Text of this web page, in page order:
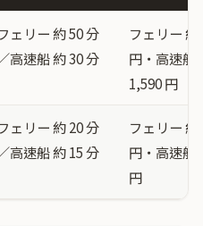
ェリー 約 50 分
高速船 約 30 分
フェリー 約
円・高速船
1,590 円
ェリー 約 20 分
高速船 約 15 分
フェリー 約
円・高速船
円